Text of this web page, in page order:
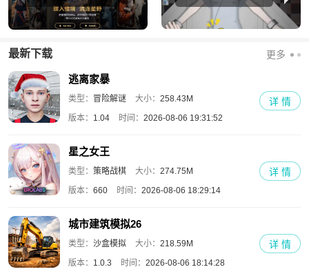
最新下载 更多
逃离家暴
类型： 冒险解谜 大小： 258.43M
版本： 1.04 时间： 2026-08-06 19:31:52
详 情
星之女王
类型： 策略战棋 大小： 274.75M
版本： 660 时间： 2026-08-06 18:29:14
详 情
城市建筑模拟26
类型： 沙盒模拟 大小： 218.59M
版本： 1.0.3 时间： 2026-08-06 18:14:28
详 情